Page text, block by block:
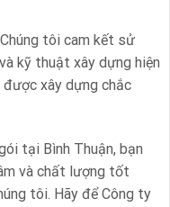
tôi cam kết sử
kỹ thuật xây dựng hiện
xây dựng chắc
tại Bình Thuận, bạn
và chất lượng tốt
tôi. Hãy để Công ty